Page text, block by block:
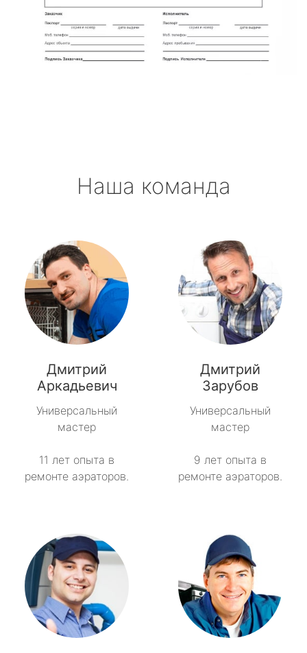
Наша команда
Дмитрий
Аркадьевич
Универсальный
мастер
11 лет опыта в
ремонте аэраторов.
Дмитрий
Зарубов
Универсальный
мастер
9 лет опыта в
ремонте аэраторов.